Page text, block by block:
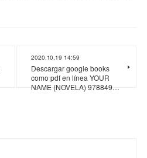
2020.10.19 14:59
Descargar google books
como pdf en línea YOUR
NAME (NOVELA) 978849…